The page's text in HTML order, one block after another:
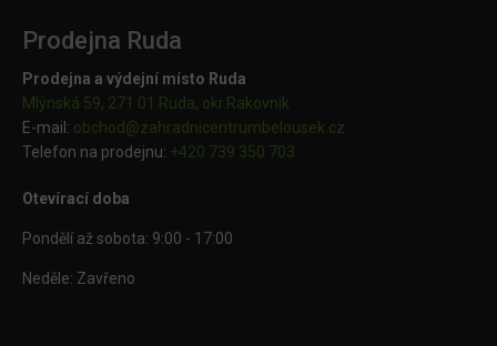
Prodejna Ruda
Prodejna a výdejní místo Ruda
Mlýnská 59, 271 01 Ruda, okr.Rakovník
E-mail: obchod@zahradnicentrumbelousek.cz
Telefon na prodejnu: +420 739 350 703
Otevírací doba
Pondělí až sobota: 9:00 - 17:00
Neděle: Zavřeno